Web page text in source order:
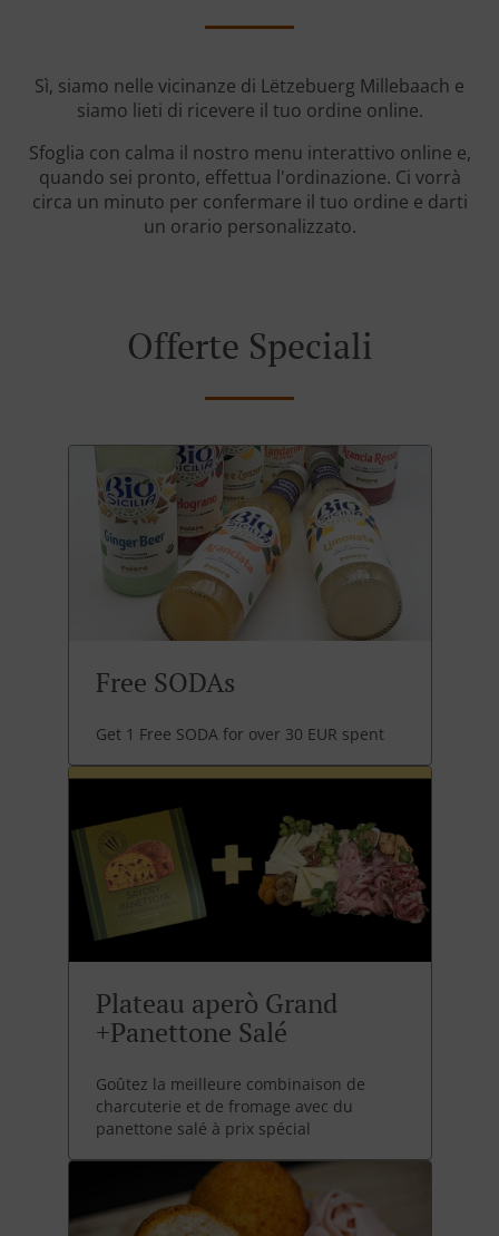
Sì, siamo nelle vicinanze di Lëtzebuerg Millebaach e
siamo lieti di ricevere il tuo ordine online.
Sfoglia con calma il nostro menu interattivo online e,
quando sei pronto, effettua l'ordinazione. Ci vorrà
circa un minuto per confermare il tuo ordine e darti
un orario personalizzato.
Offerte Speciali
Free SODAs
Get 1 Free SODA for over 30 EUR spent
Plateau aperò Grand
+Panettone Salé
Goûtez la meilleure combinaison de
charcuterie et de fromage avec du
panettone salé à prix spécial